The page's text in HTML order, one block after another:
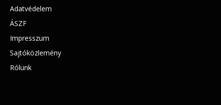
Adatvédelem
ÁSZF
Impresszum
Sajtóközlemény
Rólunk